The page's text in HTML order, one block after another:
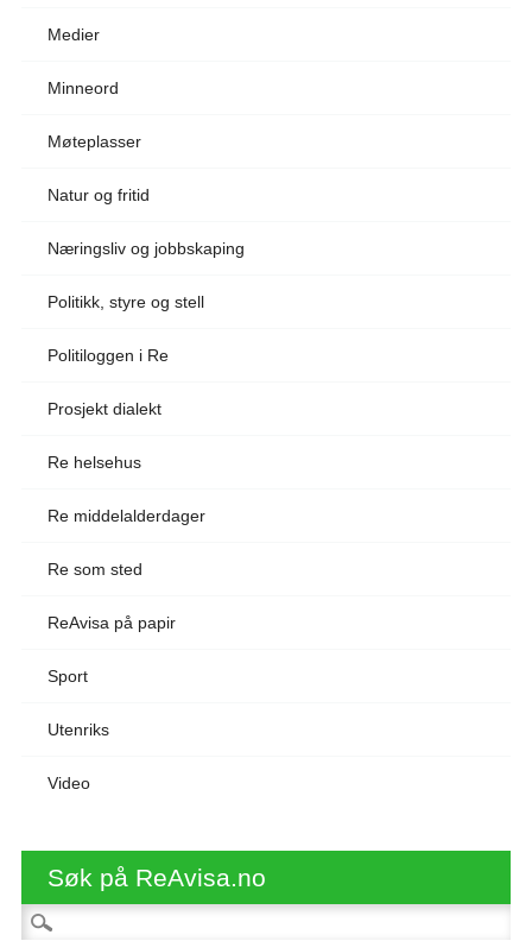
Medier
Minneord
Møteplasser
Natur og fritid
Næringsliv og jobbskaping
Politikk, styre og stell
Politiloggen i Re
Prosjekt dialekt
Re helsehus
Re middelalderdager
Re som sted
ReAvisa på papir
Sport
Utenriks
Video
Søk på ReAvisa.no
Søk etter: